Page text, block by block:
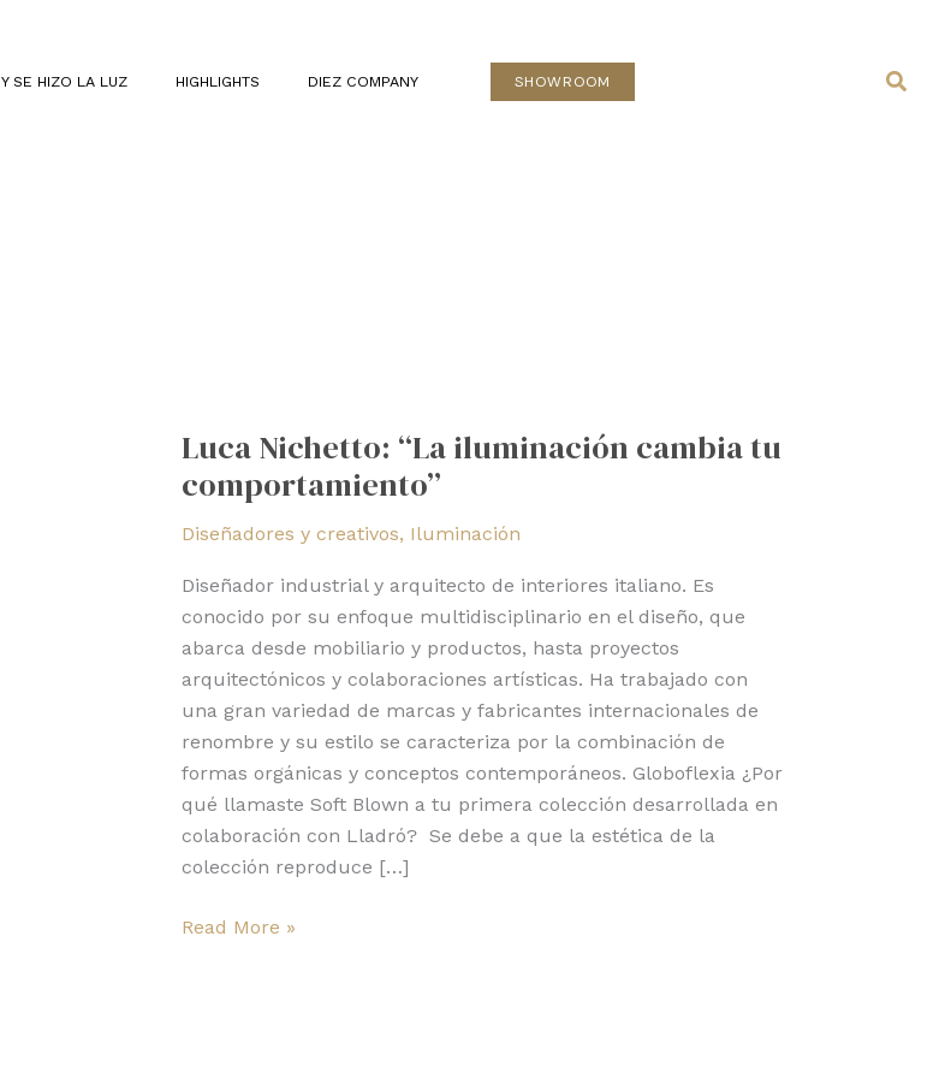
Y SE HIZO LA LUZ HIGHLIGHTS DIEZ COMPANY SHOWROOM
Luca Nichetto: “La iluminación cambia tu
comportamiento”
Diseñadores y creativos, Iluminación
Diseñador industrial y arquitecto de interiores italiano. Es
conocido por su enfoque multidisciplinario en el diseño, que
abarca desde mobiliario y productos, hasta proyectos
arquitectónicos y colaboraciones artísticas. Ha trabajado con
una gran variedad de marcas y fabricantes internacionales de
renombre y su estilo se caracteriza por la combinación de
formas orgánicas y conceptos contemporáneos. Globoflexia ¿Por
qué llamaste Soft Blown a tu primera colección desarrollada en
colaboración con Lladró? Se debe a que la estética de la
colección reproduce […]
“La
iluminación
cambia
tu
comportamiento”
Read More »